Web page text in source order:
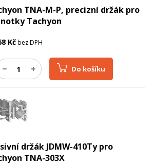
TNA-M-P, precizní držák pro
Tachyon
Kčbez DPH
Do košíku
držák JDMW-410Ty pro
TNA-303X